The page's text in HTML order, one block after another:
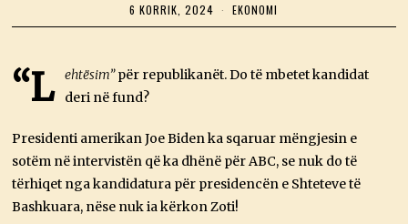
6 KORRIK, 2024
K
R
I
0
2
4
EKONOMI
“L ehtësim”për republikanët. Do të mbetet kandidat
deri në fund?
Presidenti amerikan Joe Biden ka sqaruar mëngjesin e
sotëm në intervistën që ka dhënë për ABC, se nuk do të
tërhiqet nga kandidatura për presidencën e Shteteve të
Bashkuara, nëse nuk ia kërkon Zoti!